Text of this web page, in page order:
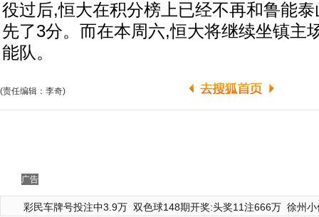
役过后,恒大在积分榜上已经不再和鲁能
先了3分。而在本周六,恒大将继续坐镇主
能队。
(责任编辑：李奇)
广告
彩民车牌号投注中3.9万 双色球148期开奖:头奖11注666万 徐州